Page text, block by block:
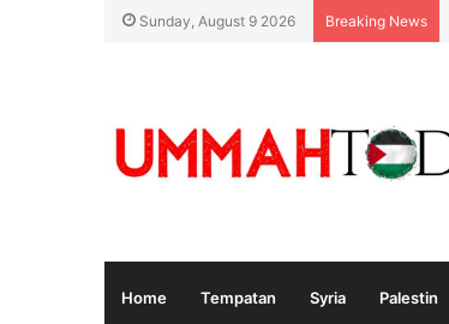
Sunday, August 9 2026 Breaking News
Home Tempatan Syria Palestin